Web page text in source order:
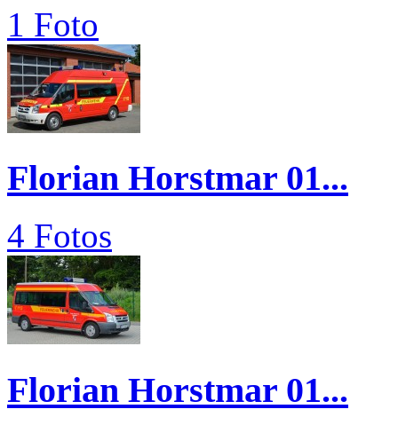
1 Foto
Florian Horstmar 01...
4 Fotos
Florian Horstmar 01...